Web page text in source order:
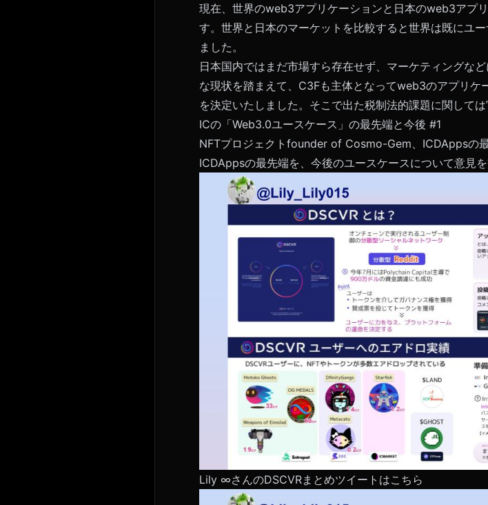
現在、世界のweb3アプリケーションと日本のweb3アプ
す。世界と日本のマーケットを比較すると世界は既にユ
ました。
日本国内ではまだ市場すら存在せず、マーケティングな
な現状を踏まえて、C3Fも主体となってweb3のアプリケ
を決定いたしました。そこで出た税制法的課題に関して
ICの「Web3.0ユースケース」の最先端と今後 #1
NFTプロジェクトfounder of Cosmo-Gem、ICDAppsの
ICDAppsの最先端を、今後のユースケースについて意見を
Lily ∞さんのDSCVRまとめツイートはこちら